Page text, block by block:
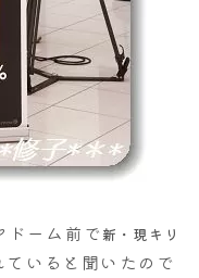
ドーム前で 新・現キリ
ていると聞いたので